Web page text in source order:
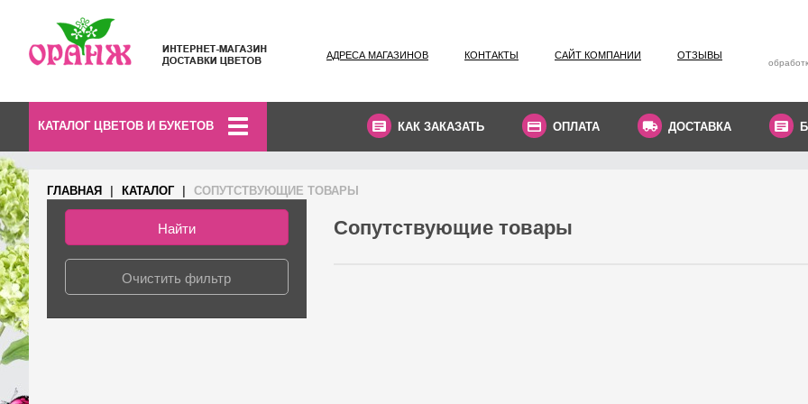
АДРЕСА МАГАЗИНОВ КОНТАКТЫ САЙТ КОМПАНИИ ОТЗЫВЫ
КАТАЛОГ ЦВЕТОВ И БУКЕТОВ КАК ЗАКАЗАТЬ ОПЛАТА ДОСТАВКА
ГЛАВНАЯ КАТАЛОГ СОПУТСТВУЮЩИЕ ТОВАРЫ
Сопутствующие товары